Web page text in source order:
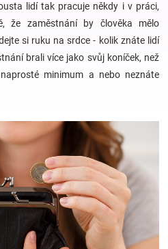
lidí tak pracuje někdy i v práci,
že zaměstnání by člověka mělo
si ruku na srdce - kolik znáte lidí
brali více jako svůj koníček, než
minimum a nebo neznáte